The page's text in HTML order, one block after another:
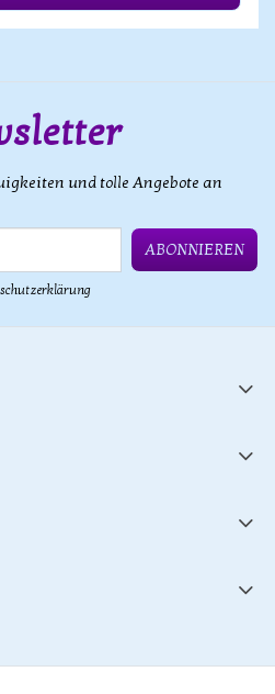
und tolle Angebote an
ABONNIEREN